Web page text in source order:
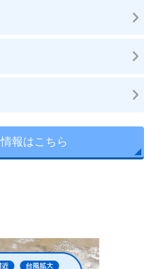
報はこちら